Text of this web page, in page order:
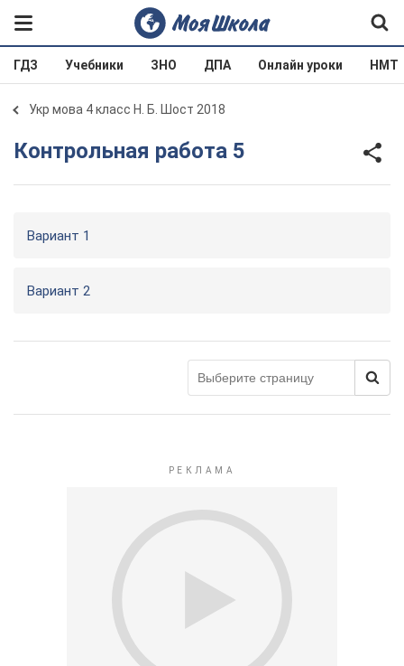
ГДЗ Учебники ЗНО ДПА Онлайн уроки НМТ
Укр мова 4 класс Н. Б. Шост 2018
Контрольная работа 5
Вариант 1
Вариант 2